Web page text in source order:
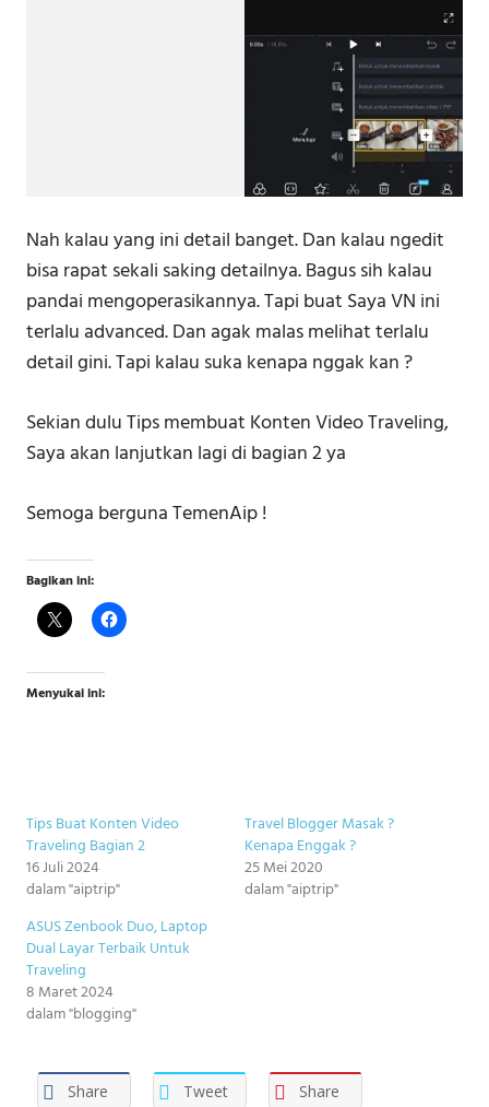
Nah kalau yang ini detail banget. Dan kalau ngedit
bisa rapat sekali saking detailnya. Bagus sih kalau
pandai mengoperasikannya. Tapi buat Saya VN ini
terlalu advanced. Dan agak malas melihat terlalu
detail gini. Tapi kalau suka kenapa nggak kan ?
Sekian dulu Tips membuat Konten Video Traveling,
Saya akan lanjutkan lagi di bagian 2 ya
Semoga berguna TemenAip !
Bagikan ini:
Menyukai ini:
Tips Buat Konten Video
Traveling Bagian 2
16 Juli 2024
dalam "aiptrip"
Travel Blogger Masak ?
Kenapa Enggak ?
25 Mei 2020
dalam "aiptrip"
ASUS Zenbook Duo, Laptop
Dual Layar Terbaik Untuk
Traveling
8 Maret 2024
dalam "blogging"
Share Tweet Share